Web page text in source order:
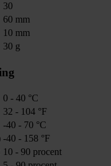
30
60 mm
10 mm
30 g
0 - 40 °C
32 - 104 °F
-40 - 70 °C
-40 - 158 °F
10 - 90 procent